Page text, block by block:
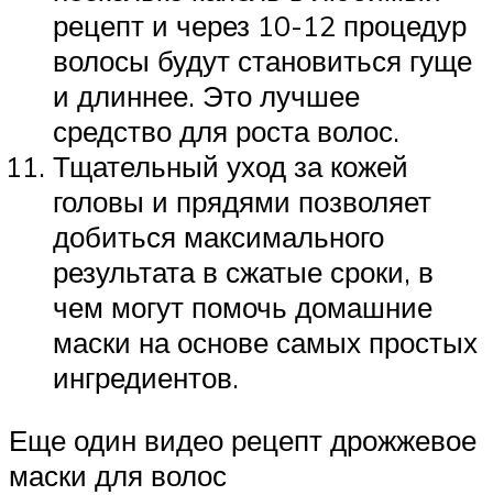
рецепт и через 10-12 процедур
волосы будут становиться гуще
и длиннее. Это лучшее
средство для роста волос.
Тщательный уход за кожей
головы и прядями позволяет
добиться максимального
результата в сжатые сроки, в
чем могут помочь домашние
маски на основе самых простых
ингредиентов.
Еще один видео рецепт дрожжевое
маски для волос